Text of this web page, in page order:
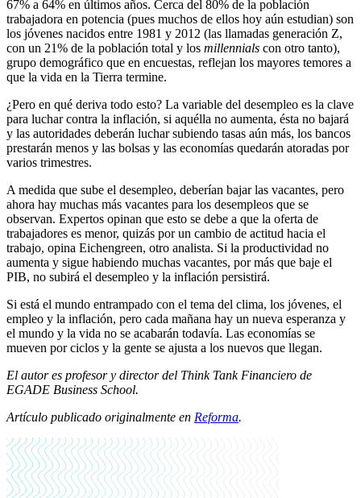
67% a 64% en últimos años. Cerca del 80% de la población
trabajadora en potencia (pues muchos de ellos hoy aún estudian) son
los jóvenes nacidos entre 1981 y 2012 (las llamadas generación Z,
con un 21% de la población total y los millennials con otro tanto),
grupo demográfico que en encuestas, reflejan los mayores temores a
que la vida en la Tierra termine.
¿Pero en qué deriva todo esto? La variable del desempleo es la clave
para luchar contra la inflación, si aquélla no aumenta, ésta no bajará
y las autoridades deberán luchar subiendo tasas aún más, los bancos
prestarán menos y las bolsas y las economías quedarán atoradas por
varios trimestres.
A medida que sube el desempleo, deberían bajar las vacantes, pero
ahora hay muchas más vacantes para los desempleos que se
observan. Expertos opinan que esto se debe a que la oferta de
trabajadores es menor, quizás por un cambio de actitud hacia el
trabajo, opina Eichengreen, otro analista. Si la productividad no
aumenta y sigue habiendo muchas vacantes, por más que baje el
PIB, no subirá el desempleo y la inflación persistirá.
Si está el mundo entrampado con el tema del clima, los jóvenes, el
empleo y la inflación, pero cada mañana hay un nueva esperanza y
el mundo y la vida no se acabarán todavía. Las economías se
mueven por ciclos y la gente se ajusta a los nuevos que llegan.
El autor es profesor y director del Think Tank Financiero de
EGADE Business School.
Artículo publicado originalmente en Reforma.